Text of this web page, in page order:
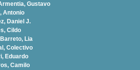
Gustavo
Antonio
Daniel J.
Cildo
Lia
Colectivo
Eduardo
Camilo